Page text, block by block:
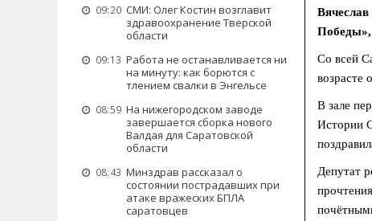
09:20 СМИ: Олег Костин возглавит
здравоохранение Тверской
области
09:13 Работа не останавливается ни
на минуту: как борются с
тлением свалки в Энгельсе
08:59 На нижегородском заводе
завершается сборка нового
Валдая для Саратовской
области
08:43 Минздрав рассказал о
состоянии пострадавших при
атаке вражеских БПЛА
саратовцев
Победы»,
Со всей
возрасте
В зале
Истории
Депутат